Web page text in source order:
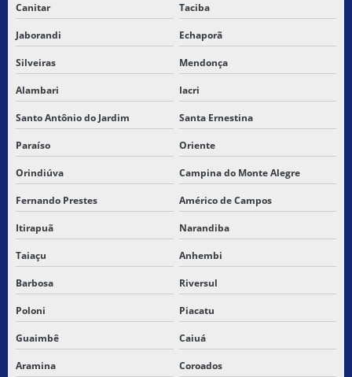
Canitar Taciba
Jaborandi Echaporã
Silveiras Mendonça
Alambari Iacri
Santo Antônio do Jardim Santa Ernestina
Paraíso Oriente
Orindiúva Campina do Monte Alegre
Fernando Prestes Américo de Campos
Itirapuã Narandiba
Taiaçu Anhembi
Barbosa Riversul
Poloni Piacatu
Guaimbê Caiuá
Aramina Coroados